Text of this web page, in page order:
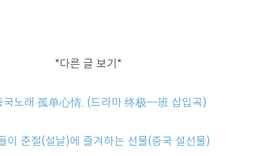
*다른 글 보기*
국노래 孤单心情. (드라마 终极一班 삽입곡)
이 춘절(설날)에 즐겨하는 선물(중국 설선물)